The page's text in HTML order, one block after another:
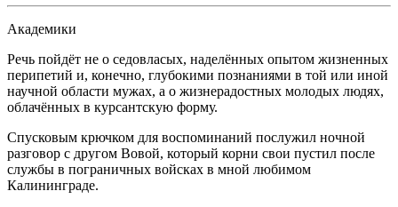
Академики
Речь пойдёт не о седовласых, наделённых опытом жизненных
перипетий и, конечно, глубокими познаниями в той или иной
научной области мужах, а о жизнерадостных молодых людях,
облачённых в курсантскую форму.
Спусковым крючком для воспоминаний послужил ночной
разговор с другом Вовой, который корни свои пустил после
службы в пограничных войсках в мной любимом
Калининграде.